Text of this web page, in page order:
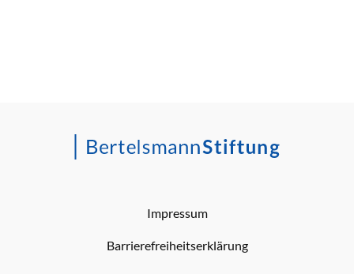
Impressum
Barrierefreiheitserklärung